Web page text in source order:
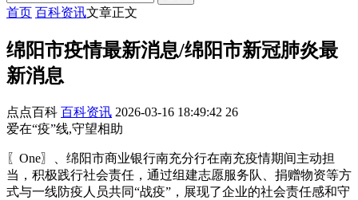
首页 百科资讯文章正文
绵阳市疫情最新消息/绵阳市新冠肺炎最
新消息
点点百科 百科资讯 2026-03-16 18:49:42 26
爱在“疫”线,守望相助
〖One〗、绵阳市商业银行南充分行在南充疫情期间主动担
当，积极践行社会责任，通过组建志愿服务队、捐赠物资等方
式与一线防疫人员共同“战疫”，展现了企业的社会责任感和守